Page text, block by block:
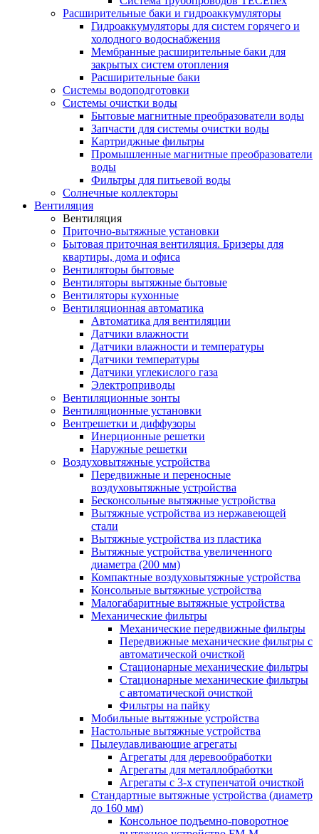
Расширительные баки и гидроаккумуляторы
Гидроаккумуляторы для систем горячего и
холодного водоснабжения
Мембранные расширительные баки для
закрытых систем отопления
Расширительные баки
Системы водоподготовки
Системы очистки воды
Бытовые магнитные преобразователи воды
Запчасти для системы очистки воды
Картриджные фильтры
Промышленные магнитные преобразователи
воды
Фильтры для питьевой воды
Солнечные коллекторы
Вентиляция
Вентиляция
Приточно-вытяжные установки
Бытовая приточная вентиляция. Бризеры для
квартиры, дома и офиса
Вентиляторы бытовые
Вентиляторы вытяжные бытовые
Вентиляторы кухонные
Вентиляционная автоматика
Автоматика для вентиляции
Датчики влажности
Датчики влажности и температуры
Датчики температуры
Датчики углекислого газа
Электроприводы
Вентиляционные зонты
Вентиляционные установки
Вентрешетки и диффузоры
Инерционные решетки
Наружные решетки
Воздуховытяжные устройства
Передвижные и переносные
воздуховытяжные устройства
Бесконсольные вытяжные устройства
Вытяжные устройства из нержавеющей
стали
Вытяжные устройства из пластика
Вытяжные устройства увеличенного
диаметра (200 мм)
Компактные воздуховытяжные устройства
Консольные вытяжные устройства
Малогабаритные вытяжные устройства
Механические фильтры
Механические передвижные фильтры
Передвижные механические фильтры с
автоматической очисткой
Стационарные механические фильтры
Стационарные механические фильтры
с автоматической очисткой
Фильтры на пайку
Мобильные вытяжные устройства
Настольные вытяжные устройства
Пылеулавливающие агрегаты
Агрегаты для деревообработки
Агрегаты для металлобработки
Агрегаты с 3-х ступенчатой очисткой
Стандартные вытяжные устройства (диаметр
до 160 мм)
Консольное подъемно-поворотное